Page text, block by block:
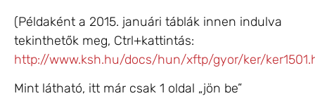
(Példaként a 2015. januári táblák innen indulva
tekinthetők meg, Ctrl+kattintás:
http://www.ksh.hu/docs/hun/xftp/gyor/ker/
Mint látható, itt már csak 1 oldal „jön be”